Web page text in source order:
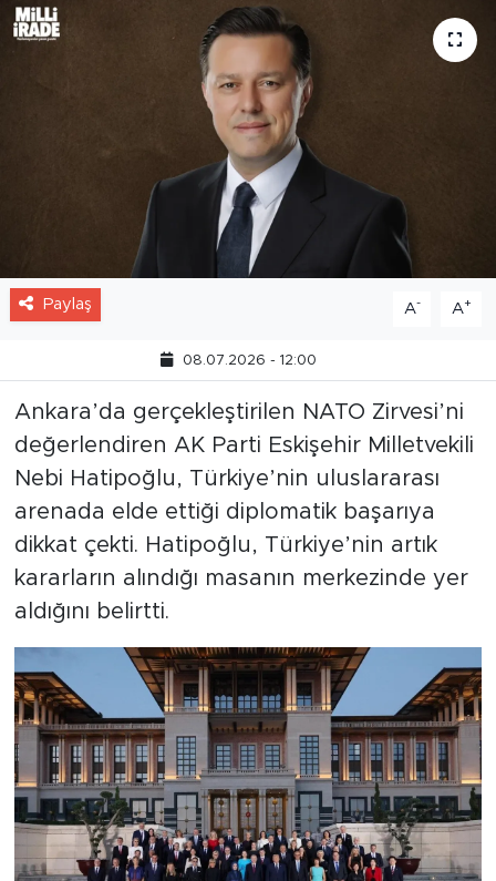
Paylaş A- A+
08.07.2026 - 12:00
Ankara’da gerçekleştirilen NATO Zirvesi’ni
değerlendiren AK Parti Eskişehir Milletvekili
Nebi Hatipoğlu, Türkiye’nin uluslararası
arenada elde ettiği diplomatik başarıya
dikkat çekti. Hatipoğlu, Türkiye’nin artık
kararların alındığı masanın merkezinde yer
aldığını belirtti.